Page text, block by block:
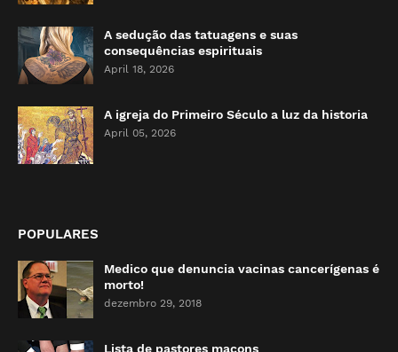
A sedução das tatuagens e suas
consequências espirituais
April 18, 2026
A igreja do Primeiro Século a luz da historia
April 05, 2026
POPULARES
Medico que denuncia vacinas cancerígenas é
morto!
dezembro 29, 2018
Lista de pastores maçons